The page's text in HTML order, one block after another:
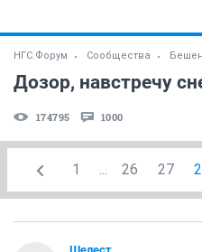
НГС.Форум Сообщества
Дозор, навстречу
174795 1000
1 26 27